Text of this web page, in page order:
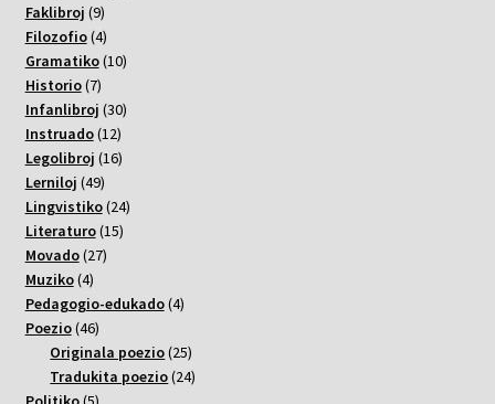
Faklibroj 99
varoj
Filozofio 44
varoj
Gramatiko 1010
Historio 77
varoj
Infanlibroj 3030
Instruado 1212
varoj
Legolibroj 1616
Lerniloj 4949
varoj
Lingvistiko 2424
Literaturo 1515
Movado 2727
Muziko 44
varoj
Pedagogio-edukado 44
Poezio 4646
varoj
Originala poezio 2525
varoj
Tradukita poezio 2424
5